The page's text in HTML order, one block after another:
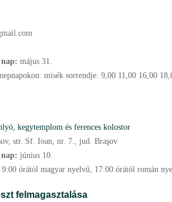
nap: május 31.
misék sorrendje: 9,00 11,00 16,00
kegytemplom és ferences kolostor
str. Sf. Ioan, nr. 7., jud. Braşov
nap: június 10.
9:00 órától magyar nyelvű, 17:00 órától román
felmagasztalása